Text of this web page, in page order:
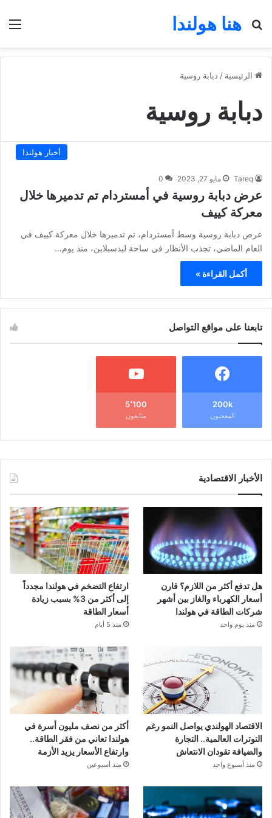
هنا هولندا
بحث عن
الرئيسية / دبابة روسية
دبابة روسية
أخبار هولندا
Tareq مايو 27, 2023 0
عرض دبابة روسية في أمستردام تم تدميرها خلال
معركة كييف
عرض دبابة روسية وسط أمستردام، تم تدميرها خلال معركة كييف في
العام الماضي، تجذب الأنظار في ساحة ليدسبلاين، منذ يوم…
أكمل القراءة »
تابعنا على مواقع التواصل
200k
المعجبون
5٬100
متابعون
الأخبار الاقتصادية
هل تدفع أكثر من اللازم؟ قارن
أسعار الكهرباء والغاز بين أشهر
شركات الطاقة في هولندا
منذ يوم واحد
ارتفاع التضخم في هولندا مجدداً
إلى أكثر من 3% بسبب زيادة
أسعار الطاقة
منذ 5 أيام
الاقتصاد الهولندي يواصل النمو رغم
التوترات العالمية.. التجارة
والضيافة تقودان الانتعاش
منذ أسبوع واحد
أكثر من نصف مليون أسرة في
هولندا تعاني من فقر الطاقة..
وارتفاع الأسعار يزيد الأزمة
منذ أسبوعين